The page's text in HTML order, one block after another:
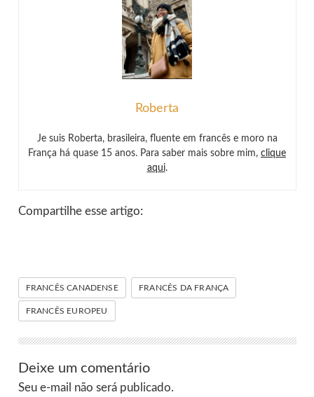
Roberta
Je suis Roberta, brasileira, fluente em francês e moro na
França há quase 15 anos. Para saber mais sobre mim, clique
aqui.
Compartilhe esse artigo:
FRANCÊS CANADENSE FRANCÊS DA FRANÇA
FRANCÊS EUROPEU
Deixe um comentário
Seu e-mail não será publicado.